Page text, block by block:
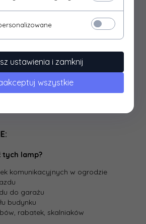
Dyski Najazdowe 16 LED
4 sztuki
do każdego ogrodu – te praktyczne i
doskonałe oświetlenie,
uroku każdemu otoczeniu.
tych lamp?
komunikacyjnych w ogrodzie
do garażu
budynku
rabatek, skalniaków
ustawienia i zamknij
wszystkie